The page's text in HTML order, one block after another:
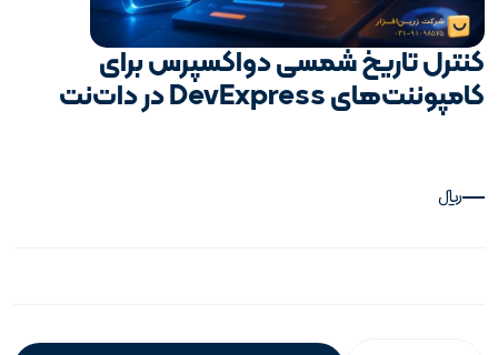
کنترل تاریخ شمسی دواکسپرس برای
کامپوننت‌های DevExpress در دات‌نت
—﷼